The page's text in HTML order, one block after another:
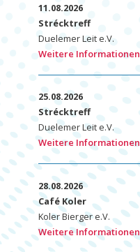
11.08.2026
Strécktreff
Duelemer Leit e.V.
Weitere Informationen
25.08.2026
Strécktreff
Duelemer Leit e.V.
Weitere Informationen
28.08.2026
Café Koler
Koler Bierger e.V.
Weitere Informationen